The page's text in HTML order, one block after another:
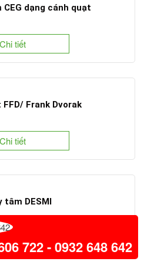
dạng cánh quạt
Chi tiết
Frank Dvorak
Chi tiết
tâm DESMI
722 - 0932 648 642